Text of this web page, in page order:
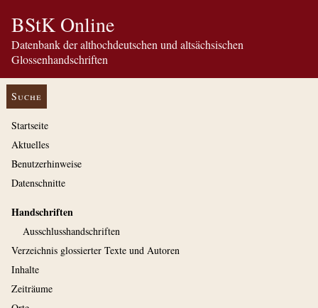
BStK Online
Datenbank der althochdeutschen und altsächsischen
Glossenhandschriften
Suche
Startseite
Aktuelles
Benutzerhinweise
Datenschnitte
Handschriften
Ausschluss­handschriften
Verzeichnis glossierter Texte und Autoren
Inhalte
Zeiträume